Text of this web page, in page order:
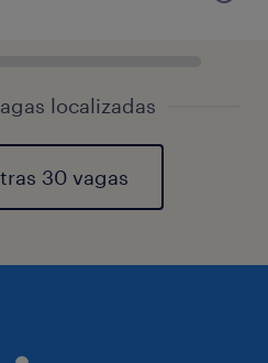
localizadas
30 vagas